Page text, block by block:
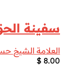
سفينة
العلامة الشيخ
$ 8.00